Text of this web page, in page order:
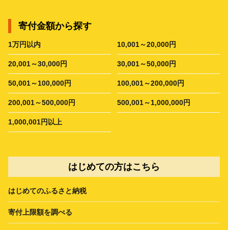
寄付金額から探す
1万円以内 10,001～20,000円
20,001～30,000円 30,001～50,000円
50,001～100,000円 100,001～200,000円
200,001～500,000円 500,001～1,000,000円
1,000,001円以上
はじめての方はこちら
はじめてのふるさと納税
寄付上限額を調べる